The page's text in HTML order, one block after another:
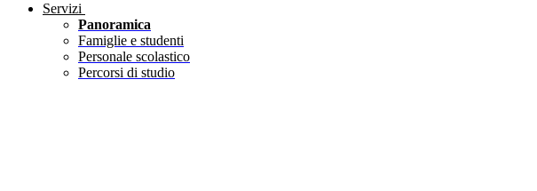
Servizi
Panoramica
Famiglie e studenti
Personale scolastico
Percorsi di studio